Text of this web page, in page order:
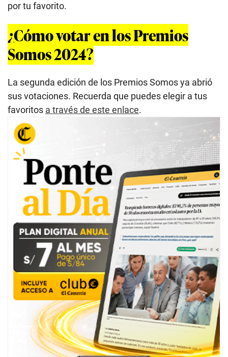
por tu favorito.
¿Cómo votar en los Premios
Somos 2024?
La segunda edición de los Premios Somos ya abrió
sus votaciones. Recuerda que puedes elegir a tus
favoritos a través de este enlace.